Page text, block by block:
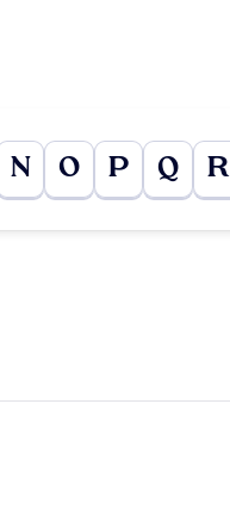
N O P Q R